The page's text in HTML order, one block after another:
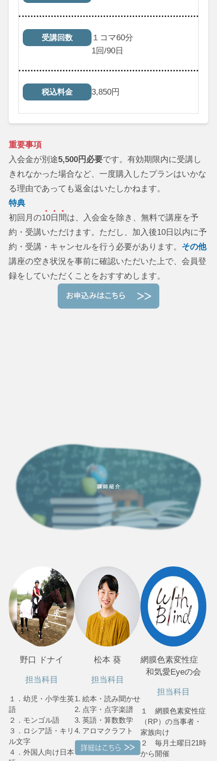
受講回数
１コマ60分
1回/90日
税込料金 3,850円
重要事項
入会金が別途5,500円必要です。有効期限内に受講し
きれなかった場合など、一度購入したプランはいかな
る理由であっても返金はいたしかねます。
特典
初回月の10日間は、入会金を除き、無料で講座を予
約・受講いただけます。ただし、加入後10日以内に予
約・受講・キャンセルを行う必要があります。 その他
講座の空き状況を事前に確認いただいた上で、会員登
録をしていただくことをおすすめします。
野口 ドナイ
担当科目
１．幼児・小学生英
語
２．モンゴル語
３．ロシア語・キリ
ル文字
４．外国人向け日本
松本 葵
担当科目
1. 絵本・読み聞かせ
2. 点字・点字楽譜
3. 英語・算数数学
4. アロマクラフト
網膜色素変性症
和気愛Eyeの会
担当科目
１ 網膜色素変性症
（RP）の当事者・
家族向け
２ 毎月土曜日21時
から開催